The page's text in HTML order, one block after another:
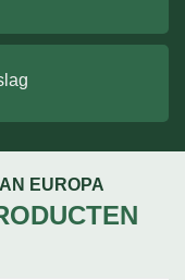
EUROPA